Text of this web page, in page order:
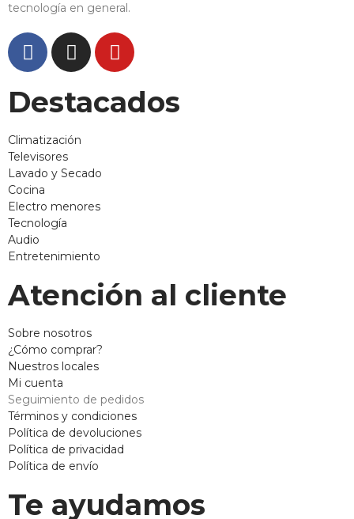
tecnología en general.
Destacados
Climatización
Televisores
Lavado y Secado
Cocina
Electro menores
Tecnología
Audio
Entretenimiento
Atención al cliente
Sobre nosotros
¿Cómo comprar?
Nuestros locales
Mi cuenta
Seguimiento de pedidos
Términos y condiciones
Política de devoluciones
Política de privacidad
Política de envío
Te ayudamos